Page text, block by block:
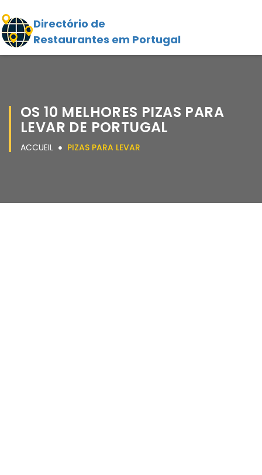
Directório de
Restaurantes em Portugal
OS 10 MELHORES PIZAS PARA
LEVAR DE PORTUGAL
ACCUEIL PIZAS PARA LEVAR